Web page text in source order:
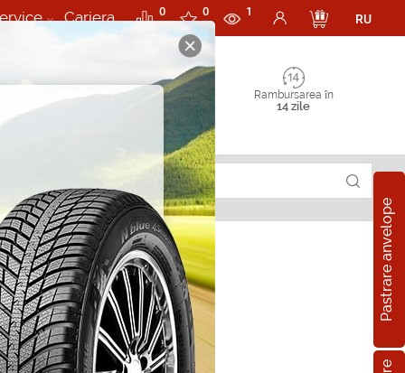
Cariera 0 0 1
RU
Rambursarea în
14 zile
Pastrare anvelope